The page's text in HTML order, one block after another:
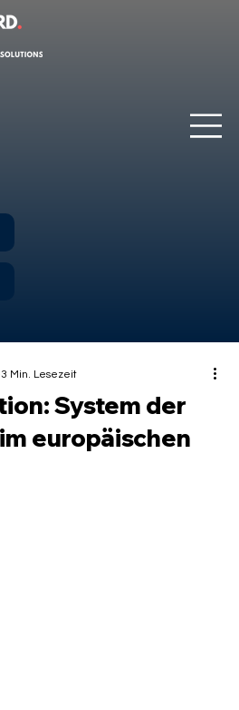
System der
europäischen
3 Min. Lesezeit